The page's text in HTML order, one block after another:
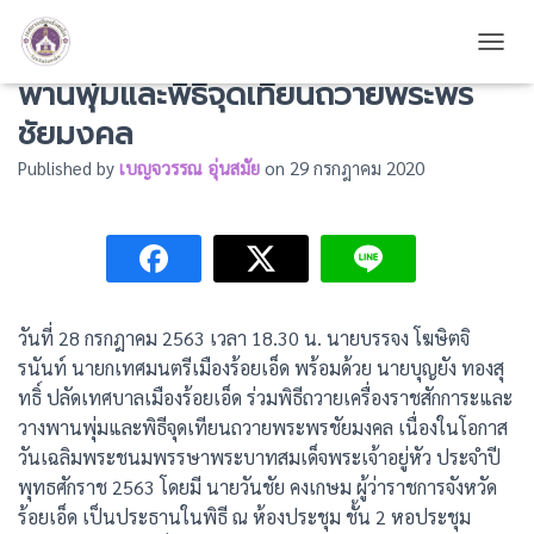
ร่วมพิธีถวายเครื่องราชสักการะและวาง
พานพุ่มและพิธีจุดเทียนถวายพระพร
ชัยมงคล
Published by เบญจวรรณ อุ่นสมัย on 29 กรกฎาคม 2020
วันที่ 28 กรกฎาคม 2563 เวลา 18.30 น. นายบรรจง โฆษิตจิ
รนันท์ นายกเทศมนตรีเมืองร้อยเอ็ด พร้อมด้วย นายบุญยัง ทองสุ
ทธิ์ ปลัดเทศบาลเมืองร้อยเอ็ด ร่วมพิธีถวายเครื่องราชสักการะและ
วางพานพุ่มและพิธีจุดเทียนถวายพระพรชัยมงคล เนื่องในโอกาส
วันเฉลิมพระชนมพรรษาพระบาทสมเด็จพระเจ้าอยู่หัว ประจำปี
พุทธศักราช 2563 โดยมี นายวันชัย คงเกษม ผู้ว่าราชการจังหวัด
ร้อยเอ็ด เป็นประธานในพิธี ณ ห้องประชุม ชั้น 2 หอประชุม